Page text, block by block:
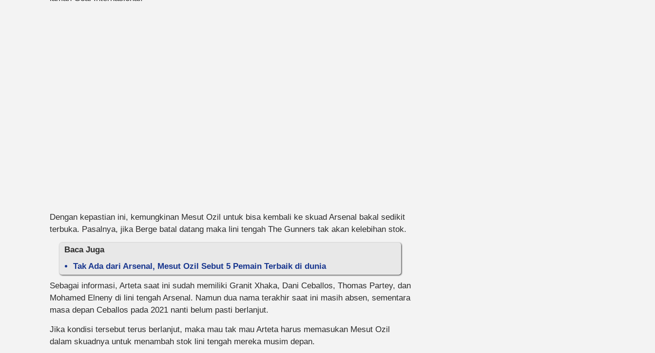
Dengan kepastian ini, kemungkinan Mesut Ozil untuk bisa kembali ke skuad Arsenal bakal sedikit
terbuka. Pasalnya, jika Berge batal datang maka lini tengah The Gunners tak akan kelebihan stok.
Baca Juga
Tak Ada dari Arsenal, Mesut Ozil Sebut 5 Pemain Terbaik di dunia
Sebagai informasi, Arteta saat ini sudah memiliki Granit Xhaka, Dani Ceballos, Thomas Partey, dan
Mohamed Elneny di lini tengah Arsenal. Namun dua nama terakhir saat ini masih absen, sementara
masa depan Ceballos pada 2021 nanti belum pasti berlanjut.
Jika kondisi tersebut terus berlanjut, maka mau tak mau Arteta harus memasukan Mesut Ozil
dalam skuadnya untuk menambah stok lini tengah mereka musim depan.